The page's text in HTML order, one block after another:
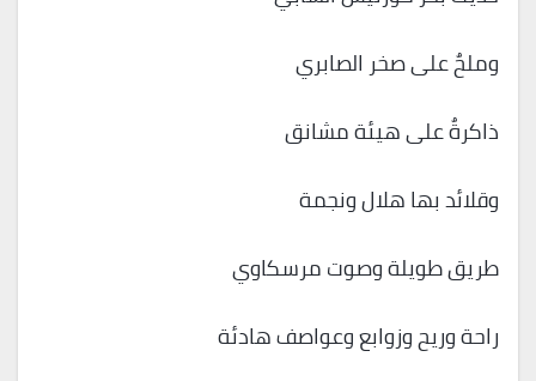
وملحٌ على صخر الصابري
ذاكرةٌ على هيئة مشانق
وقلائد بها هلال ونجمة
طريق طويلة وصوت مرسكاوي
راحة وريح وزوابع وعواصف هادئة